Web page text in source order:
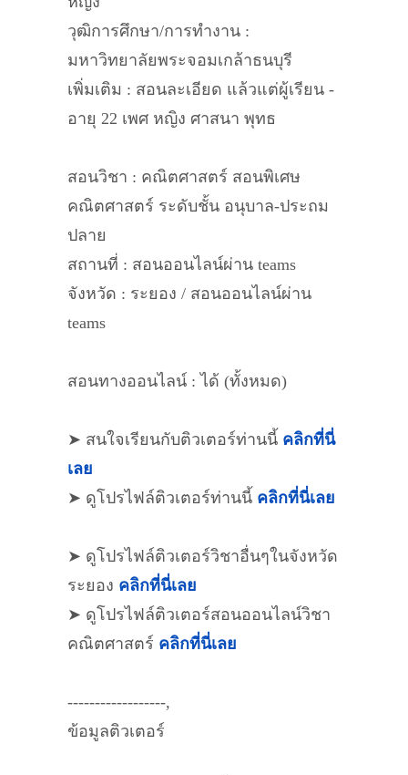
วุฒิการศึกษา/การทำงาน :
มหาวิทยาลัยพระจอมเกล้าธนบุรี
เพิ่มเติม : สอนละเอียด แล้วแต่ผู้เรียน -
อายุ 22 เพศ หญิง ศาสนา พุทธ
สอนวิชา : คณิตศาสตร์ สอนพิเศษ
คณิตศาสตร์ ระดับชั้น อนุบาล-ประถม
ปลาย
สถานที่ : สอนออนไลน์ผ่าน teams
จังหวัด : ระยอง / สอนออนไลน์ผ่าน
teams
สอนทางออนไลน์ : ได้ (ทั้งหมด)
➤ สนใจเรียนกับติวเตอร์ท่านนี้ คลิกที่นี่
เลย
➤ ดูโปรไฟล์ติวเตอร์ท่านนี้ คลิกที่นี่เลย
➤ ดูโปรไฟล์ติวเตอร์วิชาอื่นๆในจังหวัด
ระยอง คลิกที่นี่เลย
➤ ดูโปรไฟล์ติวเตอร์สอนออนไลน์วิชา
คณิตศาสตร์ คลิกที่นี่เลย
------------------,
ข้อมูลติวเตอร์